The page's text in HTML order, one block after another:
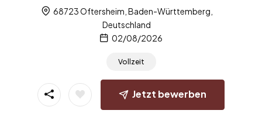
68723 Oftersheim, Baden-Württemberg,
Deutschland
02/08/2026
Vollzeit
Jetzt bewerben